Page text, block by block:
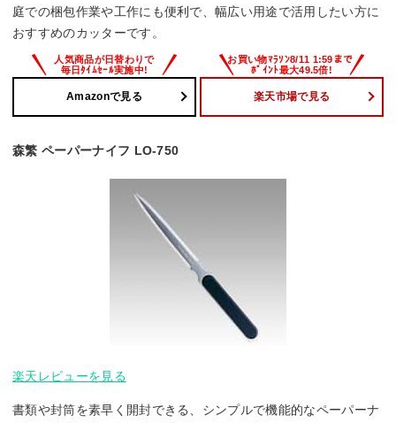
庭での梱包作業や工作にも便利で、幅広い用途で活用したい方に
おすすめのカッターです。
Amazonで見る 楽天市場で見る
森繁 ペーパーナイフ LO-750
楽天レビューを見る
書類や封筒を素早く開封できる、シンプルで機能的なペーパーナ